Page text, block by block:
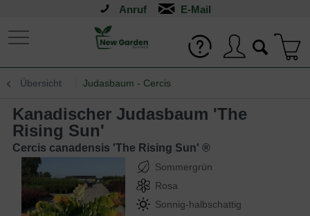
Anruf
Übersicht Judasbaum - Cercis
Kanadischer Judasbaum 'The
Rising Sun'
Cercis canadensis 'The Rising Sun' ®
Sommergrün
Rosa
Sonnig-halbschattig